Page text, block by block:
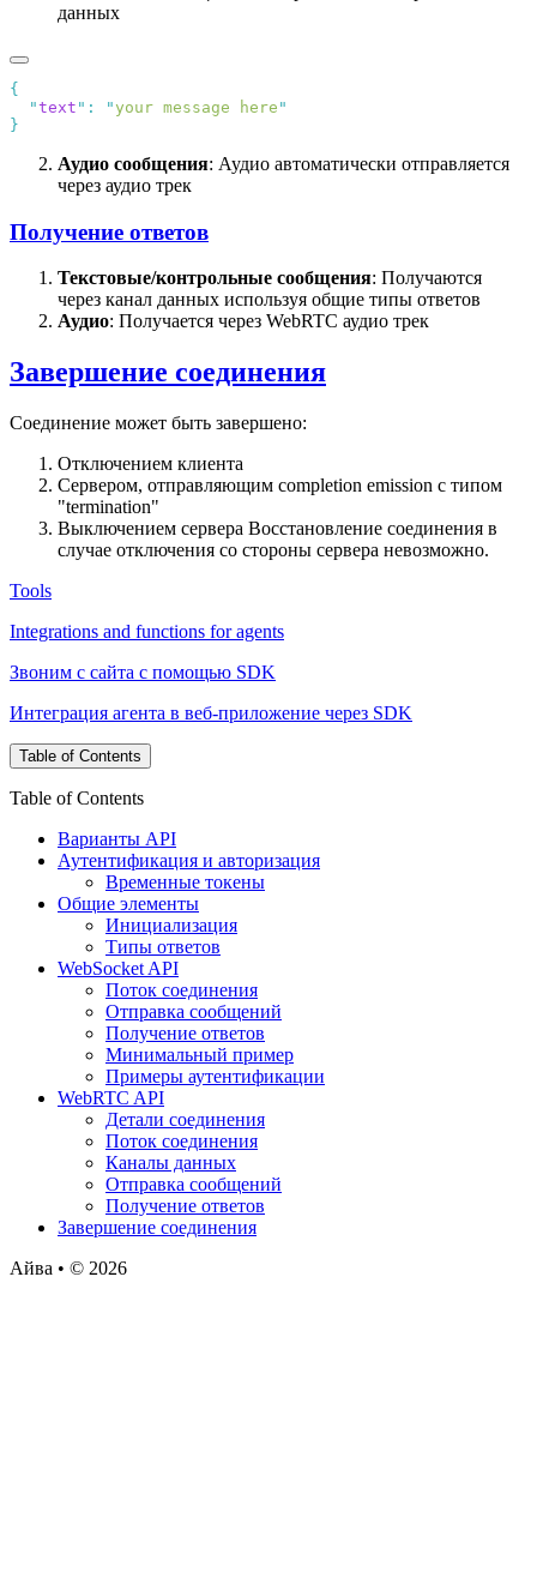
данных
  "
text " : "your message here
Аудио сообщения: Аудио автоматически отправляется
через аудио трек
Получение ответов
Текстовые/контрольные сообщения: Получаются
через канал данных используя общие типы ответов
Аудио: Получается через WebRTC аудио трек
Завершение соединения
Соединение может быть завершено:
Отключением клиента
Сервером, отправляющим completion emission с типом
"termination"
Выключением сервера Восстановление соединения в
случае отключения со стороны сервера невозможно.
Tools
Integrations and functions for agents
Звоним с сайта с помощью SDK
Интеграция агента в веб-приложение через SDK
Table of Contents
Table of Contents
Варианты API
Аутентификация и авторизация
Временные токены
Общие элементы
Инициализация
Типы ответов
WebSocket API
Поток соединения
Отправка сообщений
Получение ответов
Минимальный пример
Примеры аутентификации
WebRTC API
Детали соединения
Поток соединения
Каналы данных
Отправка сообщений
Получение ответов
Завершение соединения
Айва • © 2026